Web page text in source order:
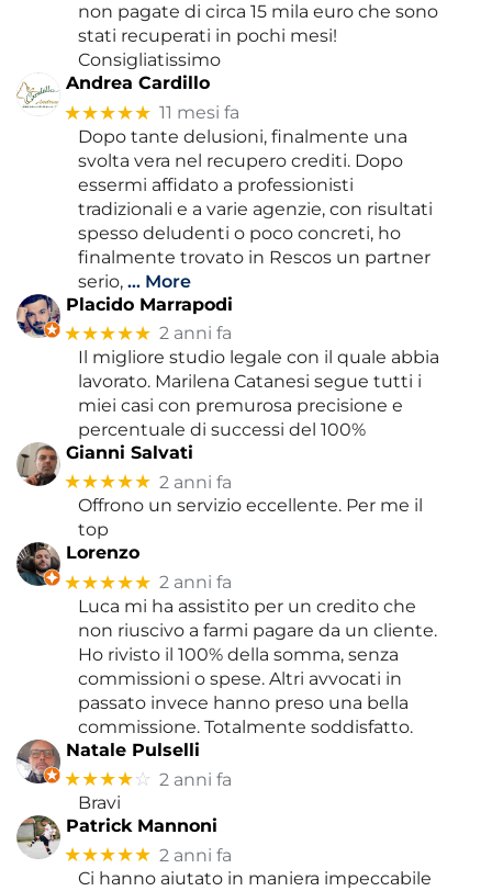
non pagate di circa 15 mila euro che sono
stati recuperati in pochi mesi!
Consigliatissimo
Andrea Cardillo
★★★★★ 11 mesi fa
Dopo tante delusioni, finalmente una
svolta vera nel recupero crediti. Dopo
essermi affidato a professionisti
tradizionali e a varie agenzie, con risultati
spesso deludenti o poco concreti, ho
finalmente trovato in Rescos un partner
serio, … More
Placido Marrapodi
★★★★★ 2 anni fa
Il migliore studio legale con il quale abbia
lavorato. Marilena Catanesi segue tutti i
miei casi con premurosa precisione e
percentuale di successi del 100%
Gianni Salvati
★★★★★ 2 anni fa
Offrono un servizio eccellente. Per me il
top
Lorenzo
★★★★★ 2 anni fa
Luca mi ha assistito per un credito che
non riuscivo a farmi pagare da un cliente.
Ho rivisto il 100% della somma, senza
commissioni o spese. Altri avvocati in
passato invece hanno preso una bella
commissione. Totalmente soddisfatto.
Natale Pulselli
★★★★☆ 2 anni fa
Bravi
Patrick Mannoni
★★★★★ 2 anni fa
Ci hanno aiutato in maniera impeccabile